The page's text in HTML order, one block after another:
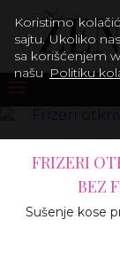
FRIZERI
BEZ
Sušenje kose
Koristimo
sajtu. Ukoliko
sa korišćenjem
našu Politiku